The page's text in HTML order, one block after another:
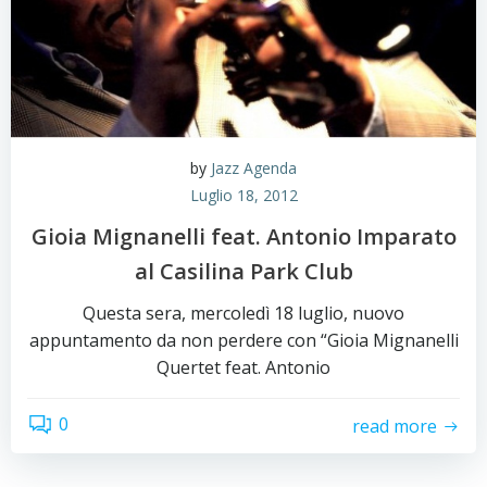
by Jazz Agenda
Luglio 18, 2012
Gioia Mignanelli feat. Antonio Imparato
al Casilina Park Club
Questa sera, mercoledì 18 luglio, nuovo
appuntamento da non perdere con “Gioia Mignanelli
Quertet feat. Antonio
0 read more